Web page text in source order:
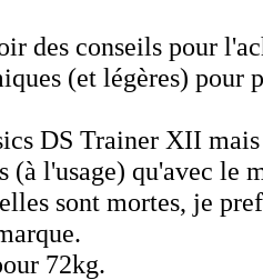
des conseils pour
(et légères) pour
DS Trainer XII mais
(à l'usage) qu'avec le
sont mortes, je
72kg.